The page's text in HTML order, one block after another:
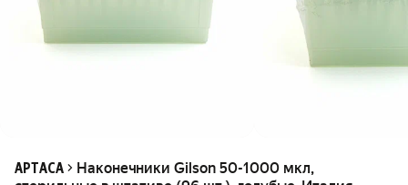
APTACA
Наконечники Gilson 50-1000 мкл,